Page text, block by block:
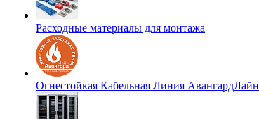
Расходные материалы для монтажа
Огнестойкая Кабельная Линия АвангардЛайн